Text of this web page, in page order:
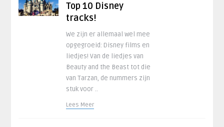
Top 10 Disney
tracks!
We zijn er allemaal wel mee
opgegroeid: Disney films en
liedjes! Van de liedjes van
Beauty and the Beast tot die
van Tarzan, de nummers zijn
stuk voor ..
Lees Meer